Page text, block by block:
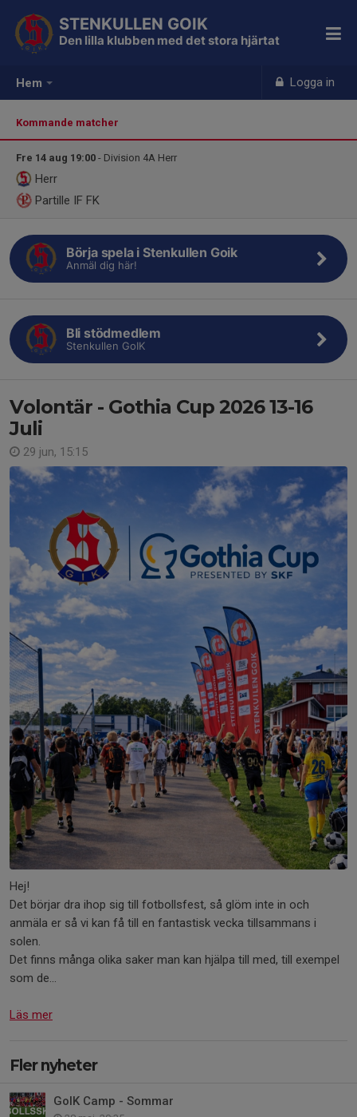
Hem Logga in
STENKULLEN GOIK
Den lilla klubben med det stora hjärtat
Kommande matcher
Fre 14 aug 19:00 - Division 4A Herr
Herr
Partille IF FK
Börja spela i Stenkullen Goik
Anmäl dig här!
Bli stödmedlem
Stenkullen GoIK
Volontär - Gothia Cup 2026 13-16
Juli
29 jun, 15:15
Hej!
Det börjar dra ihop sig till fotbollsfest, så glöm inte in och
anmäla er så vi kan få till en fantastisk vecka tillsammans i
solen.
Det finns många olika saker man kan hjälpa till med, till exempel
som de...
Läs mer
Fler nyheter
GoIK Camp - Sommar